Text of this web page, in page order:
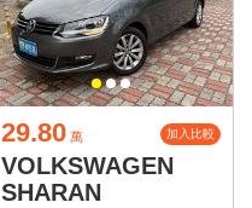
29.80 萬 加入比較
VOLKSWAGEN
SHARAN